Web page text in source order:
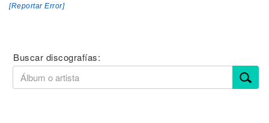
[Reportar Error]
Buscar discografías: